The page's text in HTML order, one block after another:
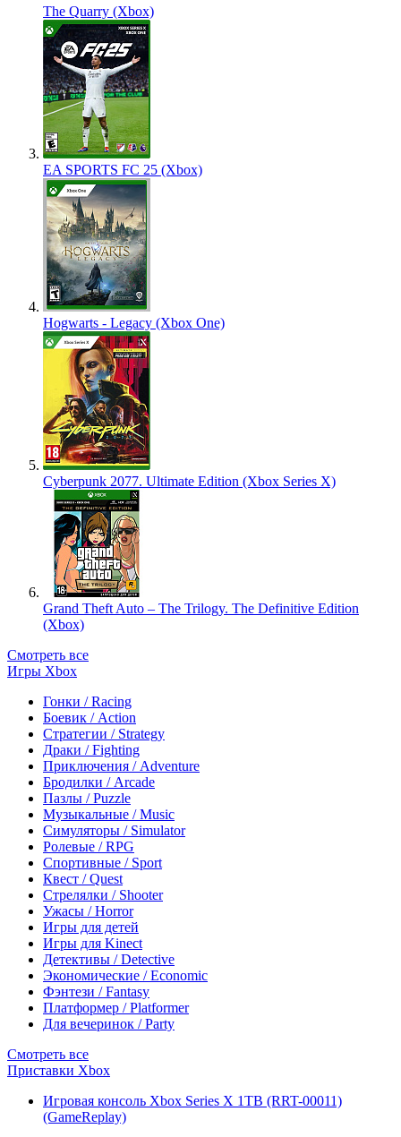
The Quarry (Xbox)
EA SPORTS FC 25 (Xbox)
Hogwarts - Legacy (Xbox One)
Cyberpunk 2077. Ultimate Edition (Xbox Series X)
Grand Theft Auto – The Trilogy. The Definitive Edition
(Xbox)
Смотреть все
Игры Xbox
Гонки / Racing
Боевик / Action
Стратегии / Strategy
Драки / Fighting
Приключения / Adventure
Бродилки / Arcade
Пазлы / Puzzle
Музыкальные / Music
Симуляторы / Simulator
Ролевые / RPG
Спортивные / Sport
Квест / Quest
Стрелялки / Shooter
Ужасы / Horror
Игры для детей
Игры для Kinect
Детективы / Detective
Экономические / Economic
Фэнтези / Fantasy
Платформер / Platformer
Для вечеринок / Party
Смотреть все
Приставки Xbox
Игровая консоль Xbox Series X 1TB (RRT-00011)
(GameReplay)